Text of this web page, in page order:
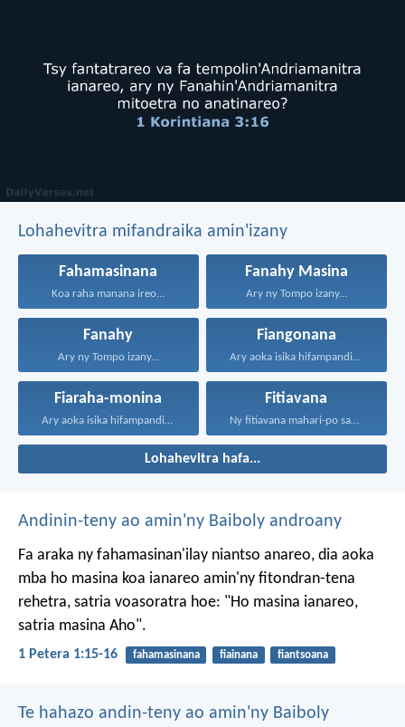
Lohahevitra mifandraika amin'izany
Fahamasinana
Koa raha manana ireo...
Fanahy Masina
Ary ny Tompo izany...
Fanahy
Ary ny Tompo izany...
Fiangonana
Ary aoka isika hifampandinika...
Fiaraha-monina
Ary aoka isika hifampandinika...
Fitiavana
Ny fitiavana mahari-po sady...
Lohahevitra hafa...
Andinin-teny ao amin'ny Baiboly androany
Fa araka ny fahamasinan'ilay niantso anareo, dia aoka
mba ho masina koa ianareo amin'ny fitondran-tena
rehetra, satria voasoratra hoe: "Ho masina ianareo,
satria masina Aho".
1 Petera 1:15-16 fahamasinana fiainana fiantsoana
Te hahazo andin-teny ao amin'ny Baiboly